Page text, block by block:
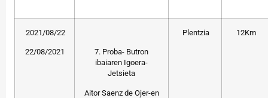
2021/08/22
22/08/2021
7. Proba- Butron
ibaiaren Igoera-
Jetsieta
Aitor Saenz de Ojer-en
Plentzia 12Km